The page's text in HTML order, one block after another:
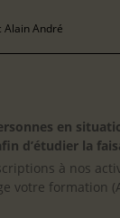
Alain André
en
d’étudier la
à nos
votre